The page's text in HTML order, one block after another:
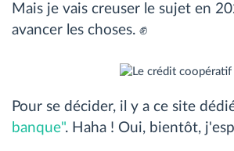
Mais je vais creuser le sujet en
avancer les choses. ✊
Pour se décider, il y a ce site
banque". Haha ! Oui, bientôt,